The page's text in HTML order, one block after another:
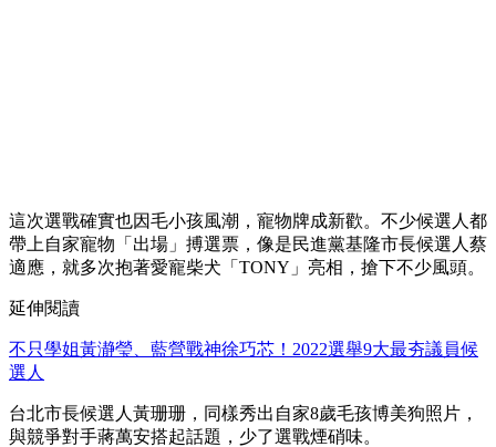
這次選戰確實也因毛小孩風潮，寵物牌成新歡。不少候選人都
帶上自家寵物「出場」搏選票，像是民進黨基隆市長候選人蔡
適應，就多次抱著愛寵柴犬「TONY」亮相，搶下不少風頭。
延伸閱讀
不只學姐黃瀞瑩、藍營戰神徐巧芯！2022選舉9大最夯議員候
選人
台北市長候選人黃珊珊，同樣秀出自家8歲毛孩博美狗照片，
與競爭對手蔣萬安搭起話題，少了選戰煙硝味。